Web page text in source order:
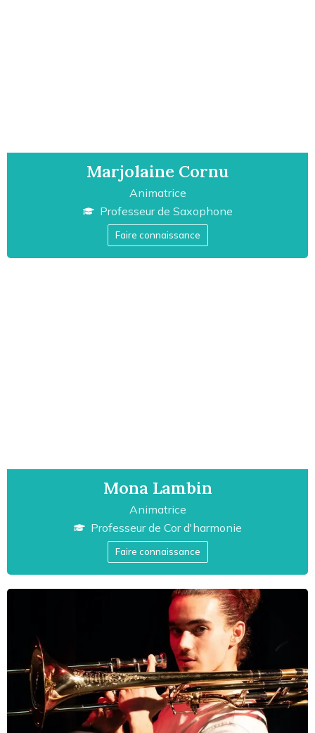
Marjolaine Cornu
Animatrice
Professeur de Saxophone
Faire connaissance
Mona Lambin
Animatrice
Professeur de Cor d'harmonie
Faire connaissance